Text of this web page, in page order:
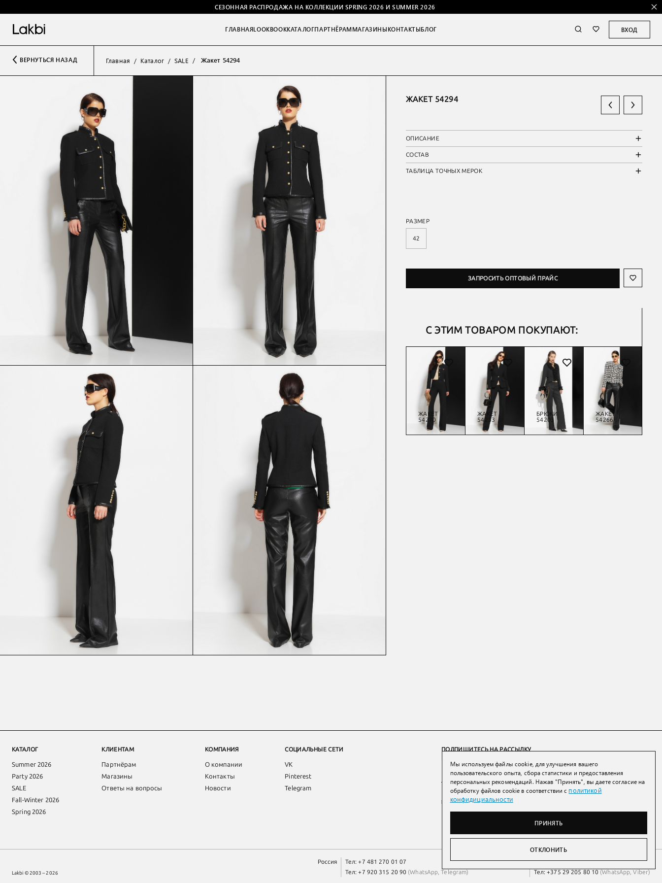
СЕЗОННАЯ РАСПРОДАЖА НА КОЛЛЕКЦИИ SPRING 2026 И SUMMER 2026
ГЛАВНАЯLOOKBOOKКАТАЛОГПАРТНЁРАММАГАЗИНЫКОНТАКТЫБЛОГ ВХОД
ВЕРНУТЬСЯ НАЗАД Главная Каталог SALE Жакет 54294
ЖАКЕТ 54294
ОПИСАНИЕ
СОСТАВ
ТАБЛИЦА ТОЧНЫХ МЕРОК
РАЗМЕР
42
ЗАПРОСИТЬ ОПТОВЫЙ ПРАЙС
С ЭТИМ ТОВАРОМ ПОКУПАЮТ:
54134А
КУРТКА
ЖАКЕТ
54270
ЖАКЕТ
54253
БРЮКИ
54203
ЖАКЕТ
54266
КАТАЛОГ
Summer 2026
Party 2026
SALE
Fall-Winter 2026
Spring 2026
КЛИЕНТАМ
Партнёрам
Магазины
Ответы на вопросы
КОМПАНИЯ
О компании
Контакты
Новости
СОЦИАЛЬНЫЕ СЕТИ
VK
Pinterest
Telegram
ПОДПИШИТЕСЬ НА РАССЫЛКУ
ПОДПИСАТЬСЯ
Нажимая на кнопку вы соглашаетесь сполитикой конфиденциальности и
обработки персональных данных
Lakbi © 2003 – 2026
Россия Тел:+7 481 270 01 07
Тел:+7 920 315 20 90 (WhatsApp,Telegram)
Беларусь Тел:+7 993 398 36 60(WhatsApp)
Тел:+375 29 205 80 10 (WhatsApp, Viber)
Мы используем файлы cookie, для улучшения вашего
пользовательского опыта, сбора статистики и предоставления
персональных рекомендаций. Нажав "Принять", вы даете согласие на
обработку файлов cookie в соответствии с политикой
конфидициальности
ПРИНЯТЬ
ОТКЛОНИТЬ